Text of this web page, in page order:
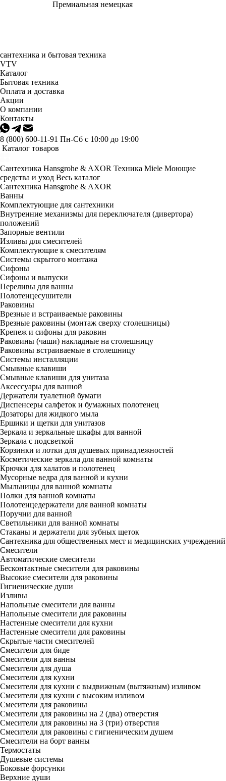
Премиальная немецкая
сантехника и бытовая техника
VTV
Каталог
Бытовая техника
Оплата и доставка
Акции
О компании
Контакты
8 (800) 600-11-91 Пн-Сб с 10:00 до 19:00
Каталог товаров
Сантехника Hansgrohe & AXOR Техника Miele Моющие
средства и уход Весь каталог
Сантехника Hansgrohe & AXOR
Ванны
Комплектующие для сантехники
Внутренние механизмы для переключателя (дивертора)
положений
Запорные вентили
Изливы для смесителей
Комплектующие к смесителям
Системы скрытого монтажа
Сифоны
Сифоны и выпуски
Переливы для ванны
Полотенцесушители
Раковины
Врезные и встраиваемые раковины
Врезные раковины (монтаж сверху столешницы)
Крепеж и сифоны для раковин
Раковины (чаши) накладные на столешницу
Раковины встраиваемые в столешницу
Системы инсталляции
Смывные клавиши
Смывные клавиши для унитаза
Аксессуары для ванной
Держатели туалетной бумаги
Диспенсеры салфеток и бумажных полотенец
Дозаторы для жидкого мыла
Ершики и щетки для унитазов
Зеркала и зеркальные шкафы для ванной
Зеркала с подсветкой
Корзинки и лотки для душевых принадлежностей
Косметические зеркала для ванной комнаты
Крючки для халатов и полотенец
Мусорные ведра для ванной и кухни
Мыльницы для ванной комнаты
Полки для ванной комнаты
Полотенцедержатели для ванной комнаты
Поручни для ванной
Светильники для ванной комнаты
Стаканы и держатели для зубных щеток
Сантехника для общественных мест и медицинских учреждений
Смесители
Автоматические смесители
Бесконтактные смесители для раковины
Высокие смесители для раковины
Гигиенические души
Изливы
Напольные смесители для ванны
Напольные смесители для раковины
Настенные смесители для кухни
Настенные смесители для раковины
Скрытые части смесителей
Смесители для биде
Смесители для ванны
Смесители для душа
Смесители для кухни
Смесители для кухни с выдвижным (вытяжным) изливом
Смесители для кухни с высоким изливом
Смесители для раковины
Смесители для раковины на 2 (два) отверстия
Смесители для раковины на 3 (три) отверстия
Смесители для раковины с гигиеническим душем
Смесители на борт ванны
Термостаты
Душевые системы
Боковые форсунки
Верхние души